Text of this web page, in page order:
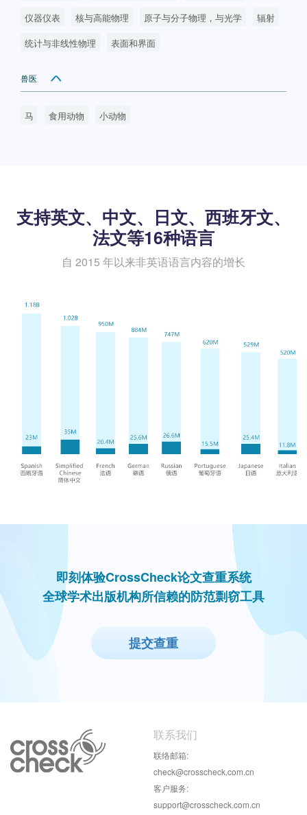
仪器仪表
核与高能物理 原子与分子物理，与光学
辐射
统计与非线性物理
表面和界面
兽医
马 食用动物 小动物
支持英文、中文、日文、西班牙文、
法文等16种语言
自 2015 年以来非英语语言内容的增长
即刻体验CrossCheck论文查重系统
全球学术出版机构所信赖的防范剽窃工具
提交查重
联系我们
联络邮箱:
check@crosscheck.com.cn
客户服务:
support@crosscheck.com.cn